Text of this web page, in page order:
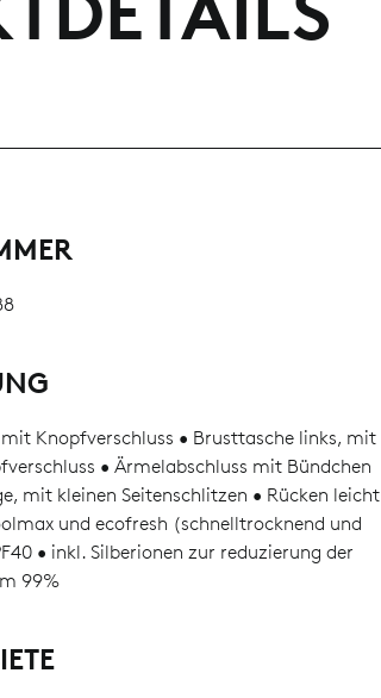
Knopfverschluss • Brusttasche links, mit
• Ärmelabschluss mit Bündchen
mit kleinen Seitenschlitzen • Rücken leicht
und ecofresh (schnelltrocknend und
• inkl. Silberionen zur reduzierung der
99%